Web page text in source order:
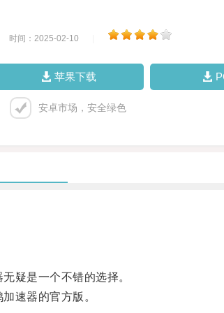
时间：2025-02-10
苹果下载
安卓市场，安全绿色
疑是一个不错的选择。
速器的官方版。